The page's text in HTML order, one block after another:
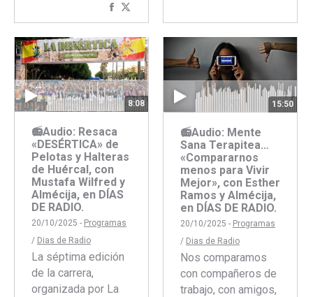
Compartir
con
Facebook
con
Twitter
8:08
📻Audio: Resaca
«DESÉRTICA» de
Pelotas y Halteras
de Huércal, con
Mustafa Wilfred y
Almécija, en DÍAS
DE RADIO.
20/10/2025 - Programas
/ Dias de Radio
La séptima edición
de la carrera,
organizada por La
15:50
📻Audio: Mente
Sana Terapitea…
«Compararnos
menos para Vivir
Mejor», con Esther
Ramos y Almécija,
en DÍAS DE RADIO.
20/10/2025 - Programas
/ Dias de Radio
Nos comparamos
con compañeros de
trabajo, con amigos,